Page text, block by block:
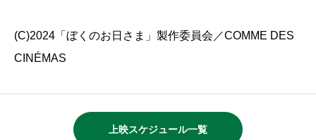
(C)2024「ぼくのお日さま」製作委員会／COMME DES
CINÉMAS
上映スケジュール一覧